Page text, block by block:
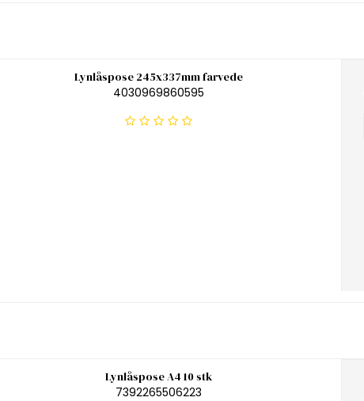
Lynlåspose 245x337mm farvede
4030969860595
Lynlåspose A4 10 stk
7392265506223